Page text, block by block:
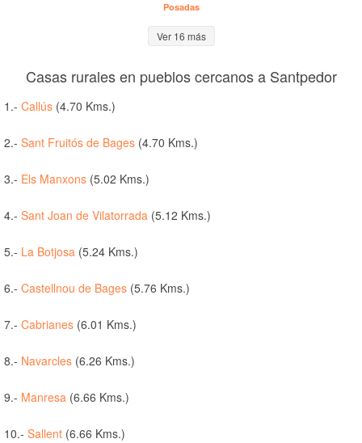
Posadas
Ver 16 más
Casas rurales en pueblos cercanos a Santpedor
1.- Callús (4.70 Kms.)
2.- Sant Fruitós de Bages (4.70 Kms.)
3.- Els Manxons (5.02 Kms.)
4.- Sant Joan de Vilatorrada (5.12 Kms.)
5.- La Botjosa (5.24 Kms.)
6.- Castellnou de Bages (5.76 Kms.)
7.- Cabrianes (6.01 Kms.)
8.- Navarcles (6.26 Kms.)
9.- Manresa (6.66 Kms.)
10.- Sallent (6.66 Kms.)